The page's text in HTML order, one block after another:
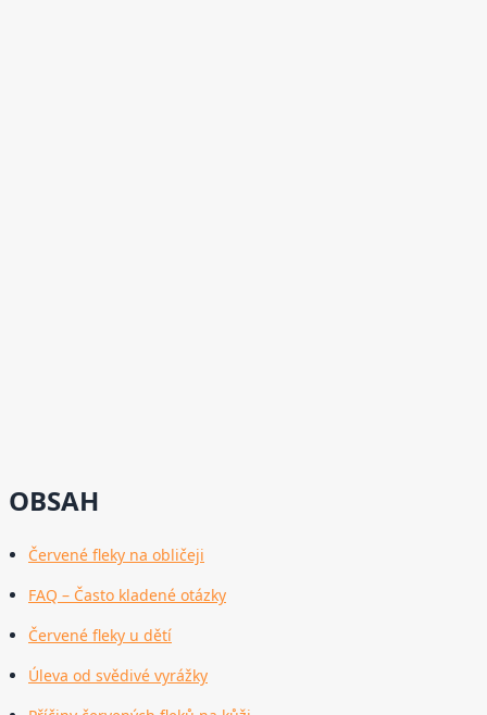
OBSAH
Červené fleky na obličeji
FAQ – Často kladené otázky
Červené fleky u dětí
Úleva od svědivé vyrážky